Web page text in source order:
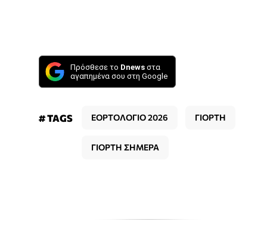
Πρόσθεσε το Dnews στα
αγαπημένα σου στη Google
# TAGS ΕΟΡΤΟΛΟΓΙΟ 2026 ΓΙΟΡΤΗ
ΓΙΟΡΤΗ ΣΗΜΕΡΑ